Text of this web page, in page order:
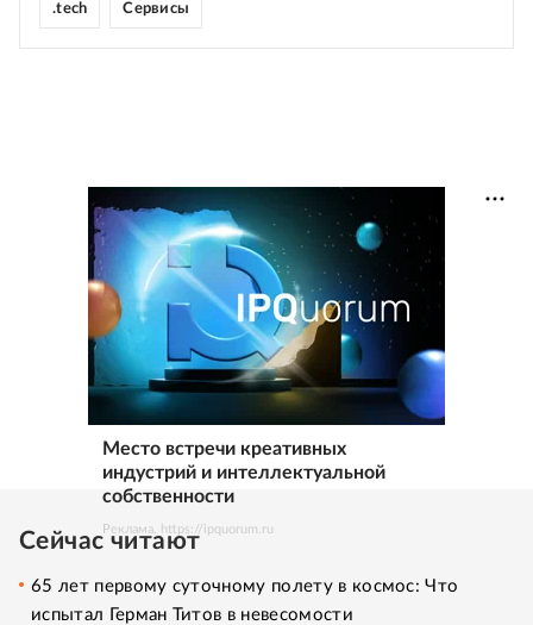
.tech Сервисы
Место встречи креативных
индустрий и интеллектуальной
собственности
Реклама. https://ipquorum.ru
Сейчас читают
65 лет первому суточному полету в космос: Что
испытал Герман Титов в невесомости